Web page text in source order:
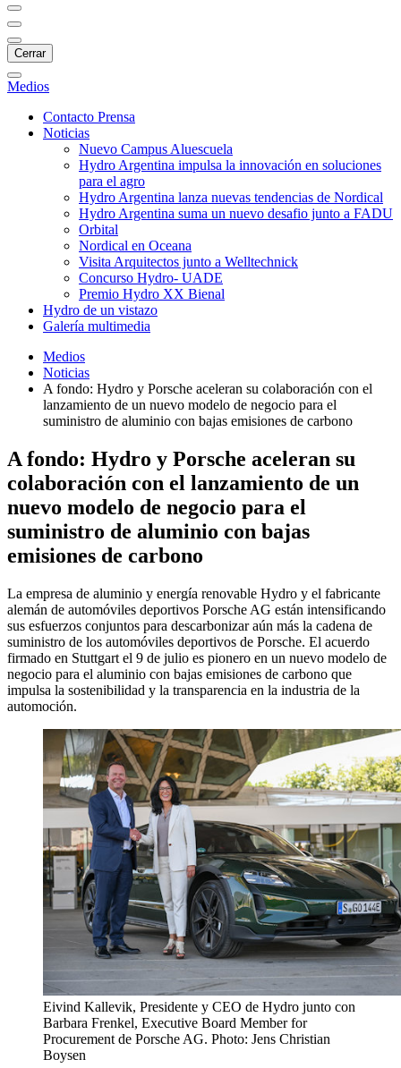
Cerrar
Medios
Contacto Prensa
Noticias
Nuevo Campus Aluescuela
Hydro Argentina impulsa la innovación en soluciones
para el agro
Hydro Argentina lanza nuevas tendencias de Nordical
Hydro Argentina suma un nuevo desafio junto a FADU
Orbital
Nordical en Oceana
Visita Arquitectos junto a Welltechnick
Concurso Hydro- UADE
Premio Hydro XX Bienal
Hydro de un vistazo
Galería multimedia
Medios
Noticias
A fondo: Hydro y Porsche aceleran su colaboración con el
lanzamiento de un nuevo modelo de negocio para el
suministro de aluminio con bajas emisiones de carbono
A fondo: Hydro y Porsche aceleran su
colaboración con el lanzamiento de un
nuevo modelo de negocio para el
suministro de aluminio con bajas
emisiones de carbono
La empresa de aluminio y energía renovable Hydro y el fabricante
alemán de automóviles deportivos Porsche AG están intensificando
sus esfuerzos conjuntos para descarbonizar aún más la cadena de
suministro de los automóviles deportivos de Porsche. El acuerdo
firmado en Stuttgart el 9 de julio es pionero en un nuevo modelo de
negocio para el aluminio con bajas emisiones de carbono que
impulsa la sostenibilidad y la transparencia en la industria de la
automoción.
Eivind Kallevik, Presidente y CEO de Hydro junto con
Barbara Frenkel, Executive Board Member for
Procurement de Porsche AG. Photo: Jens Christian
Boysen